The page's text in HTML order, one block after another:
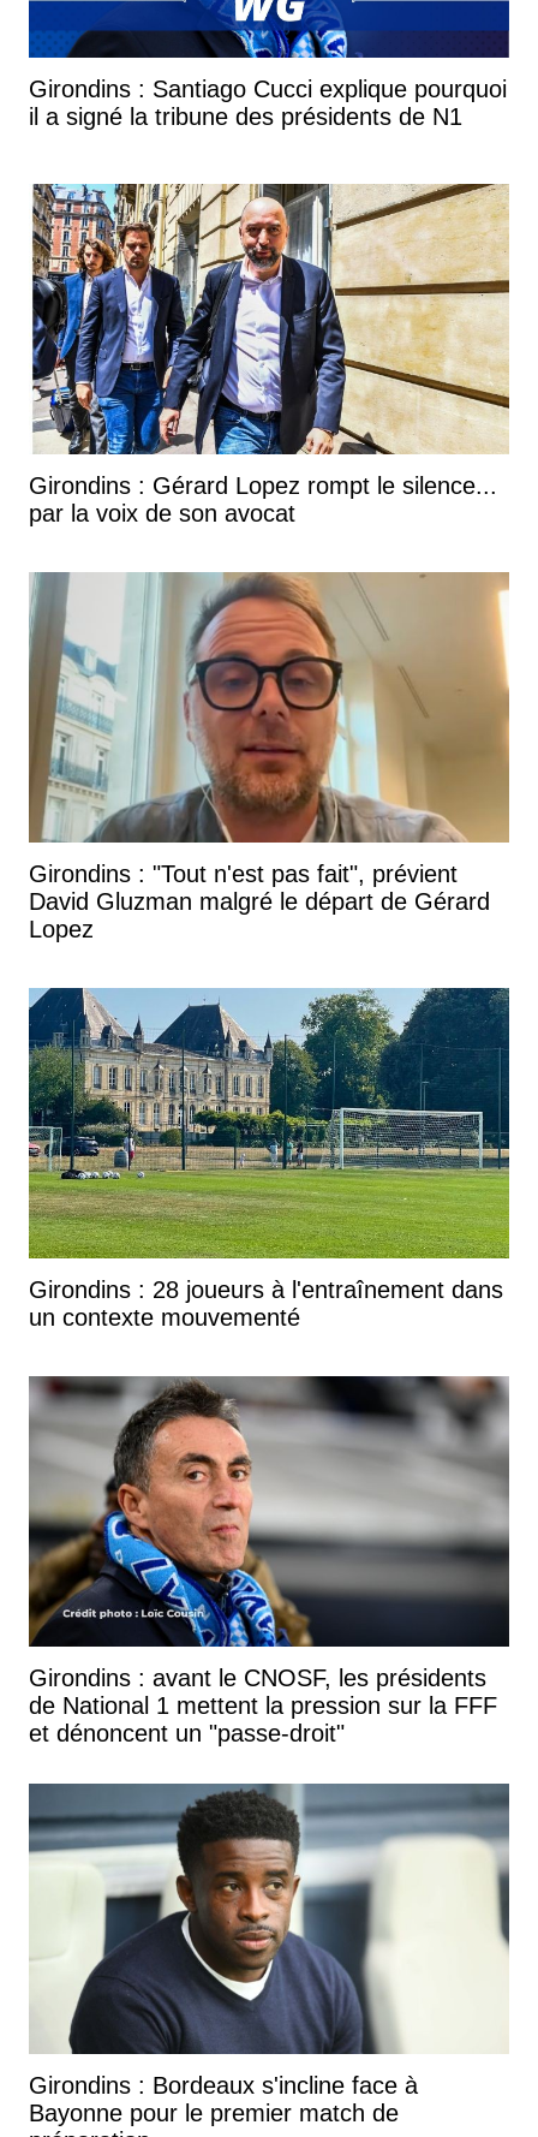
Girondins : Santiago Cucci explique pourquoi
il a signé la tribune des présidents de N1
Girondins : Gérard Lopez rompt le silence...
par la voix de son avocat
Girondins : "Tout n'est pas fait", prévient
David Gluzman malgré le départ de Gérard
Lopez
Girondins : 28 joueurs à l'entraînement dans
un contexte mouvementé
Girondins : avant le CNOSF, les présidents
de National 1 mettent la pression sur la FFF
et dénoncent un "passe-droit"
Girondins : Bordeaux s'incline face à
Bayonne pour le premier match de